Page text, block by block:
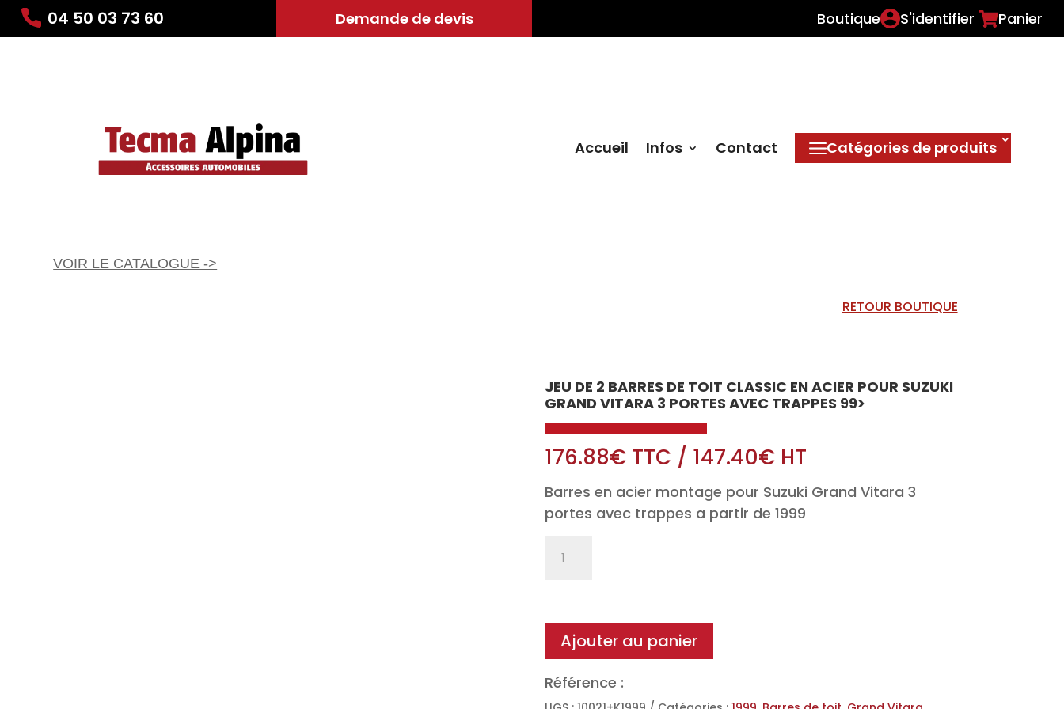
04 50 03 73 60 Demande de devis Boutique S'identifier Panier
Accueil Infos Contact Catégories de produits
VOIR LE CATALOGUE ->
RETOUR BOUTIQUE
JEU DE 2 BARRES DE TOIT CLASSIC EN ACIER POUR SUZUKI
GRAND VITARA 3 PORTES AVEC TRAPPES 99>
176.88€ TTC / 147.40€ HT
Barres en acier montage pour Suzuki Grand Vitara 3
portes avec trappes a partir de 1999
barres
de
toit
Ajouter au panier
Référence :